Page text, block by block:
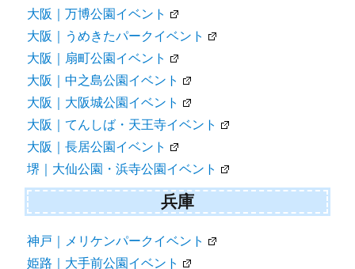
大阪｜万博公園イベント
大阪｜うめきたパークイベント
大阪｜扇町公園イベント
大阪｜中之島公園イベント
大阪｜大阪城公園イベント
大阪｜てんしば・天王寺イベント
大阪｜長居公園イベント
堺｜大仙公園・浜寺公園イベント
兵庫
神戸｜メリケンパークイベント
姫路｜大手前公園イベント